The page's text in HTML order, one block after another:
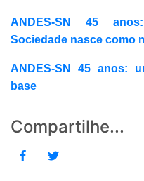
ANDES-SN 45
Sociedade nasce como
ANDES-SN 45 anos:
base
Compartilhe...